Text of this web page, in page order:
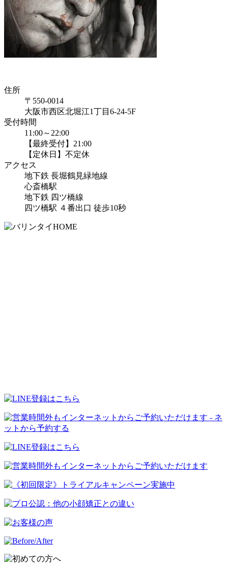
住所
〒550-0014
大阪市西区北堀江1丁目6-24-5F
受付時間
11:00～22:00
【最終受付】21:00
【定休日】不定休
アクセス
地下鉄 長堀鶴見緑地線
心斎橋駅
地下鉄 四ツ橋線
四ツ橋駅 ４番出口 徒歩10秒